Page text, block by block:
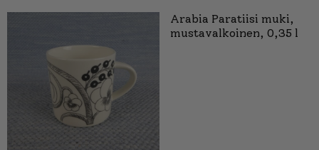
Arabia Paratiisi muki,
mustavalkoinen, 0,35 l